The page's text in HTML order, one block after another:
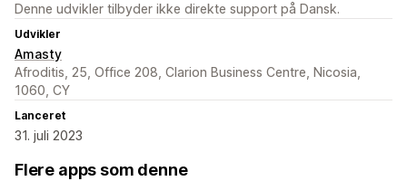
Denne udvikler tilbyder ikke direkte support på Dansk.
Udvikler
Amasty
Afroditis, 25, Office 208, Clarion Business Centre, Nicosia,
1060, CY
Lanceret
31. juli 2023
Flere apps som denne